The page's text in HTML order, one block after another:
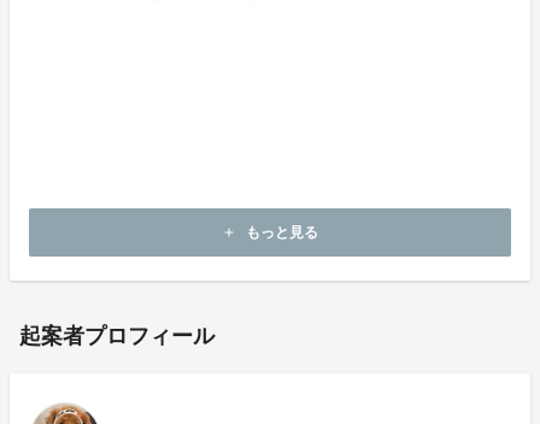
所等へのお問い合わせはご遠慮願います。
add もっと見る
起案者プロフィール